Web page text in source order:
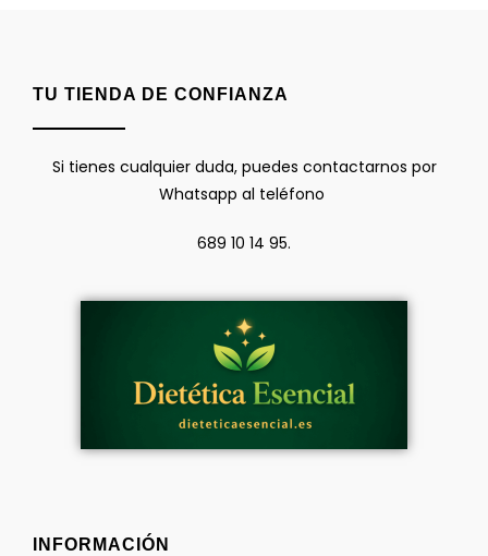
TU TIENDA DE CONFIANZA
Si tienes cualquier duda, puedes contactarnos por
Whatsapp al teléfono
689 10 14 95.
INFORMACIÓN